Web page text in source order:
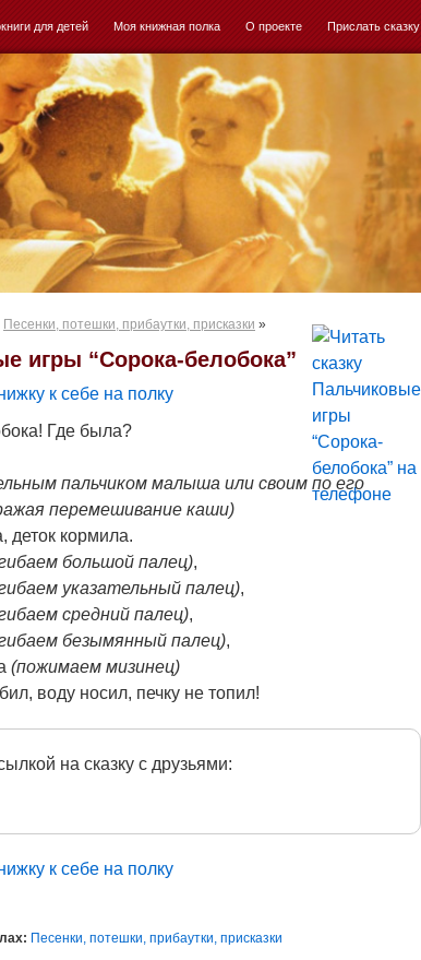
для детей Моя книжная полка О проекте Прислать сказку
Песенки, потешки, прибаутки, присказки »
игры “Сорока-белобока”
к себе на полку
Где была?
пальчиком малыша или своим по его
перемешивание каши)
кормила.
большой палец),
указательный палец),
средний палец),
безымянный палец),
(пожимаем мизинец)
воду носил, печку не топил!
на сказку с друзьями:
к себе на полку
Песенки, потешки, прибаутки, присказки